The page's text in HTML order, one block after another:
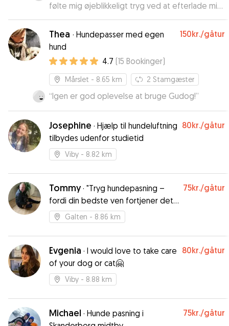
følte mig øjeblikkeligt tryg ved at efterlade min
hund hos hende.”
Thea · Hundepasser med egen
hund
150kr./gåtur
4.7 (15 Bookinger)
Mårslet - 8.65 km 2 Stamgæster
“Igen er god oplevelse at bruge Gudog!”
Josephine · Hjælp til hundeluftning
tilbydes udenfor studietid
80kr./gåtur
Viby - 8.82 km
Tommy· "Tryg hundepasning –
fordi din bedste ven fortjener det
bedste!"
75kr./gåtur
Galten - 8.86 km
Evgenia · I would love to take care
of your dog or cat🤗
80kr./gåtur
Viby - 8.88 km
Michael · Hunde pasning i
75kr./gåtur